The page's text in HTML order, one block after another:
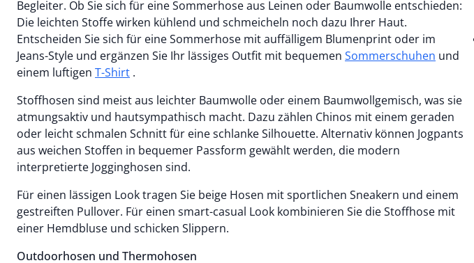
Begleiter. Ob Sie sich für eine Sommerhose aus Leinen oder Baumwolle entschieden:
Die leichten Stoffe wirken kühlend und schmeicheln noch dazu Ihrer Haut.
Entscheiden Sie sich für eine Sommerhose mit auffälligem Blumenprint oder im
Jeans-Style und ergänzen Sie Ihr lässiges Outfit mit bequemen Sommerschuhen
einem luftigen T-Shirt .
Stoffhosen sind meist aus leichter Baumwolle oder einem Baumwollgemisch, was sie
atmungsaktiv und hautsympathisch macht. Dazu zählen Chinos mit einem geraden
oder leicht schmalen Schnitt für eine schlanke Silhouette. Alternativ können Jogpants
aus weichen Stoffen in bequemer Passform gewählt werden, die modern
interpretierte Jogginghosen sind.
Für einen lässigen Look tragen Sie beige Hosen mit sportlichen Sneakern und einem
gestreiften Pullover. Für einen smart-casual Look kombinieren Sie die Stoffhose mit
einer Hemdbluse und schicken Slippern.
Outdoorhosen und Thermohosen